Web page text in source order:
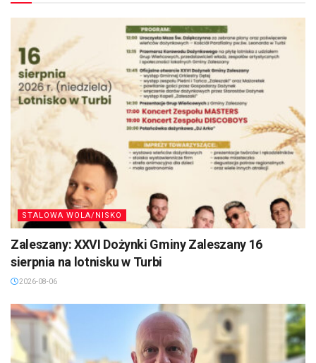
STALOWA WOLA/NISKO
Zaleszany: XXVI Dożynki Gminy Zaleszany 16
sierpnia na lotnisku w Turbi
2026-08-06